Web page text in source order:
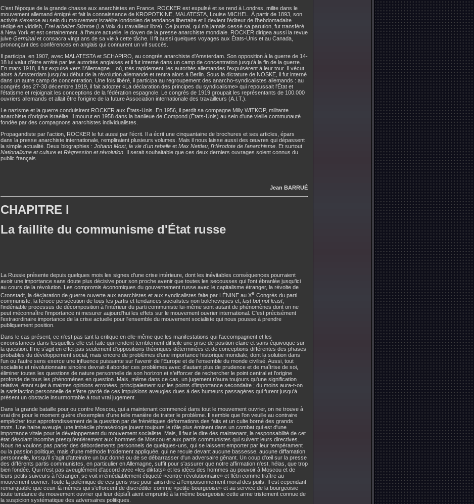
C'est l'époque de la grande chasse aux anarchistes en France. ROCKER est expulsé et se rend à Londres, milite dans le
mouvement allemand émigré et fait la connaissance de KROPOTKINE, MALATESTA, Louise MICHEL. À partir de 1893, son
activité s'exerce au sein du mouvement israélite londonien de tendance libertaire et il devient l'éditeur de l'hebdomadaire
rédigé en yiddish, Frei arbeiter Stimme (La Voix du travailleur libre). Ce journal, qui n'a jamais cessé sa parution, fut transféré
à New York et est certainement, à l'heure actuelle, le doyen de la presse anarchiste mondiale. ROCKER dirigea aussi la revue
juive Germinalet consacra vingt ans de sa vie à cette tâche. Il fit aussi quelques voyages aux États-Unis et au Canada,
prononçant des conférences en anglais qui connurent un vif succès.
Il participa, en 1907, avec MALATESTA et SCHAPIRO, au congrès anarchiste d'Amsterdam. Son opposition à la guerre de 14-
18 lui valut d'être arrêté par les autorités anglaises et il fut interné dans un camp de concentration jusqu'à la fin de la guerre.
En mars 1918, il fut expulsé vers l'Allemagne... où, très rapidement, les autorités allemandes l'expulsèrent à leur tour. Il vécut
alors à Amsterdam jusqu'au début de la révolution allemande et rentra alors à Berlin. Sous la dictature de NOSKE, il fut interné
dans un autre camp de concentration. Une fois libéré, il participa au regroupement des anarcho-syndicalistes allemands : au
congrès des 27-30 décembre 1919, il fait adopter «La déclaration des principes du syndicalisme» qui repoussait l'État et
l'étatisme et rejoignait les conceptions de la fédération espagnole. Le congrès de 1919 groupait les représentants de 100.000
ouvriers allemands et allait être l'origine de la future Association internationale des travailleurs (A.I.T.).
Le nazisme et la guerre conduisirent ROCKER aux États-Unis. En 1956, il perdit sa compagne Milly WITKOP, militante
anarchiste d'origine israélite. Il mourut en 1958 dans la banlieue de Compond (États-Unis) au sein d'une vieille communauté
fondée par des compagnons anarchistes individualistes.
Propagandiste par l'action, ROCKER le fut aussi par l'écrit. Il a écrit une cinquantaine de brochures et ses articles, épars
dans la presse anarchiste internationale, rempliraient plusieurs volumes. Mais il nous laisse aussi des œuvres qui dépassent
la simple actualité. Deux biographies : Johann Most, la vie d'un rebelle et Max Nettlau, l'Hérodote de l'anarchisme . Et surtout
Nationalisme et culture et Régression et révolution . Il serait souhaitable que ces deux derniers ouvrages soient connus du
public français.
Jean BARRUÉ
CHAPITRE I
La faillite du communisme d'État russe
La Russie présente depuis quelques mois les signes d’une crise intérieure, dont les inévitables conséquences pourraient
avoir une importance sans doute plus décisive pour son proche avenir que toutes les secousses qui l'ont ébranlée jusqu'ici
au cours de la révolution. Les compromis économiques du gouvernement russe avec le capitalisme étranger, la révolte de
Cronstadt, la déclaration de guerre ouverte aux anarchistes et aux syndicalistes faite par LÉNINE au Xe Congrès du parti
communiste, la féroce persécution de tous les partis et tendances socialistes non bolcheviques et, last but not least,
l'indéniable processus de décomposition à l'intérieur du parti communiste lui-même sont autant de phénomènes dont on ne
peut méconnaître l'importance ni mesurer aujourd'hui les effets sur le mouvement ouvrier international. C'est précisément
l'extraordinaire importance de la crise actuelle pour l'ensemble du mouvement socialiste qui nous pousse à prendre
publiquement position.
Dans le cas présent, ce n'est pas tant la critique en elle-même que les manifestations qui l'accompagnent et les
circonstances dans lesquelles elle est faite qui rendent terriblement difficile une prise de position claire et sans équivoque sur
la question. Il ne s'agit en effet pas seulement d'oppositions théoriques déterminées et de conceptions différentes des phases
probables du développement social, mais encore de problèmes d'une importance historique mondiale, dont la solution dans
l'un ou l'autre sens exerce une influence puissante sur l'avenir de l'Europe et de l'ensemble du monde civilisé. Aussi, tout
socialiste et révolutionnaire sincère devrait-il aborder ces problèmes avec d'autant plus de prudence et de maîtrise de soi,
éliminer toutes les questions de nature personnelle de son horizon et s'efforcer de rechercher le point central et l'origine
profonde de tous les phénomènes en question. Mais, même dans ce cas, un jugement n'aura toujours qu'une signification
relative, étant sujet à maintes opinions erronées, principalement sur les points d'importance secondaire ; du moins aura-t-on
la satisfaction personnelle de s'être gardé de ces impulsions aveugles dues à des humeurs passagères qui furent jusqu'à
présent un obstacle insurmontable à tout vrai jugement.
Dans la grande bataille pour ou contre Moscou, qui a maintenant commencé dans tout le mouvement ouvrier, on ne trouve à
vrai dire pour le moment guère d'exemples d'une telle manière de traiter le problème. Il semble que l'on veuille au contraire
empêcher tout approfondissement de la question par de frénétiques déformations des faits et un culte borné des grands
mots. Une haine aveugle, une imbécile phraséologie jouent toujours le rôle plus éminent dans un combat qui est d'une
importance vitale pour le développement du mouvement socialiste. Mais, il faut le dire dès maintenant, la responsabilité de cet
état désolant incombe presqu'entièrement aux hommes de Moscou et aux partis communistes qui suivent leurs directives.
Nous ne voulons pas parler des débordements personnels de quelques-uns, qui se laissent emporter par leur tempérament
ou la passion politique, mais d'une méthode froidement appliquée, qui ne recule devant aucune bassesse, aucune diffamation
personnelle, lorsqu'il s'agit d'atteindre un but donné ou de se débarrasser d'un adversaire gênant. Un coup d'œil sur la presse
des différents partis communistes, en particulier en Allemagne, suffit pour s'assurer que notre affirmation n'est, hélas, que trop
bien fondée. Qui n'est pas aveuglément d'accord avec «les diktats» et les idées des hommes au pouvoir à Moscou et de
leurs petits suiveurs à l'étranger, se voit irrémédiablement étiqueté «contre-révolutionnaire» et flétri comme traître au
mouvement ouvrier. Toute la polémique de ces gens vise pour ainsi dire à l'empoisonnement moral des puits. Il est cependant
remarquable que ceux-là mêmes qui s'efforcent de discréditer comme «petite-bourgeoise» et au service de la bourgeoisie
toute tendance du mouvement ouvrier qui leur déplaît aient emprunté à la même bourgeoisie cette arme tristement connue de
la suspicion systématique des adversaires politiques.